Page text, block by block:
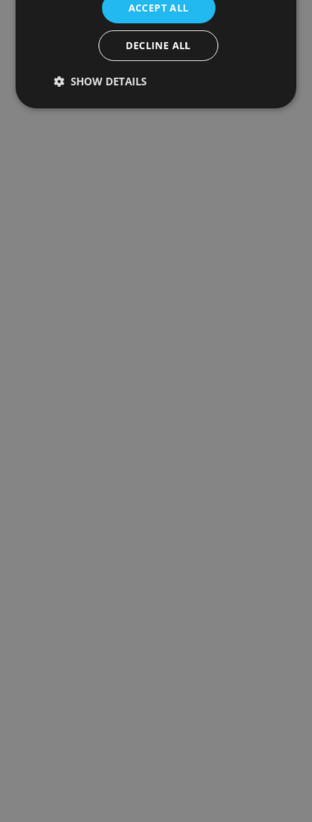
ACCEPT ALL
DECLINE ALL
SHOW DETAILS